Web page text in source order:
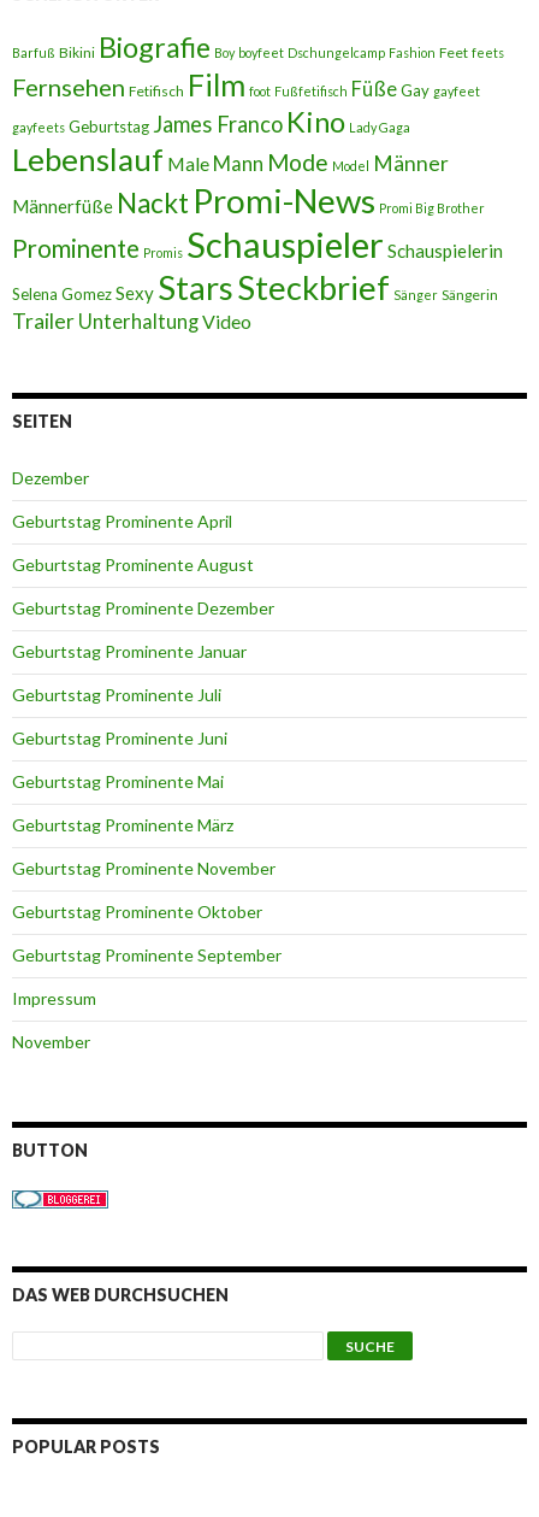
Barfuß Bikini Biografie Boy boyfeet Dschungelcamp Fashion Feet feets
Fernsehen Fetifisch Film foot Fußfetifisch FüßeGay gayfeet
gayfeets Geburtstag James Franco Kino Lady Gaga
Lebenslauf Male Mann Mode Model Männer
Männerfüße Nackt Promi-News Promi Big Brother
Prominente Promis Schauspieler Schauspielerin
Selena GomezSexy StarsSteckbrief Sänger Sängerin
Trailer UnterhaltungVideo
SEITEN
Dezember
Geburtstag Prominente April
Geburtstag Prominente August
Geburtstag Prominente Dezember
Geburtstag Prominente Januar
Geburtstag Prominente Juli
Geburtstag Prominente Juni
Geburtstag Prominente Mai
Geburtstag Prominente März
Geburtstag Prominente November
Geburtstag Prominente Oktober
Geburtstag Prominente September
Impressum
November
BUTTON
DAS WEB DURCHSUCHEN
POPULAR POSTS